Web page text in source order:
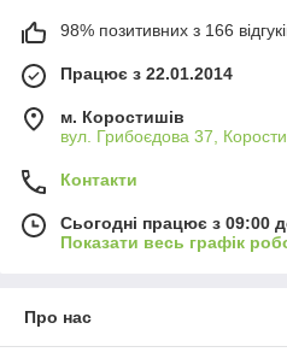
98% позитивних з 166
Працює з 22.01.2014
м. Коростишів
вул. Грибоєдова 37,
Контакти
Сьогодні працює з 09:00
Показати весь графік
Про нас